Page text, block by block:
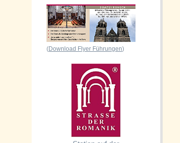
(Download Flyer Führungen)